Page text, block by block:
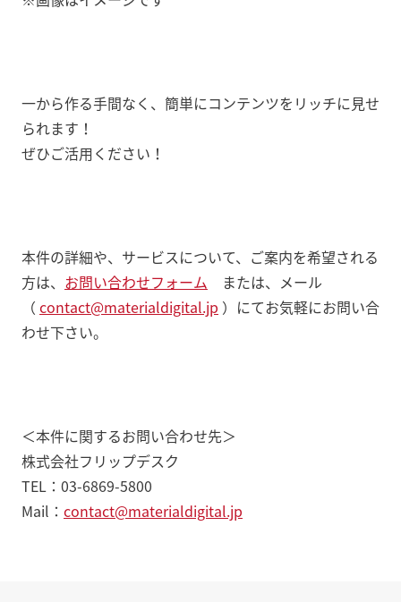
一から作る手間なく、簡単にコンテンツをリッチに見せ
られます！
ぜひご活用ください！
本件の詳細や、サービスについて、ご案内を希望される
方は、 お問い合わせフォーム または、メール
（ contact@materialdigital.jp ）にてお気軽にお問い合
わせ下さい。
＜本件に関するお問い合わせ先＞
株式会社フリップデスク
TEL：03-6869-5800
Mail： contact@materialdigital.jp